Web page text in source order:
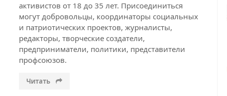
активистов от 18 до 35 лет. Присоединиться
могут добровольцы, координаторы социальных
и патриотических проектов, журналисты,
редакторы, творческие создатели,
предприниматели, политики, представители
профсоюзов.
Читать